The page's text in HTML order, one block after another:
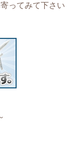
ってみて下さい